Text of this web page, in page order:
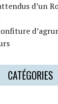
d’un
CATÉGORIES